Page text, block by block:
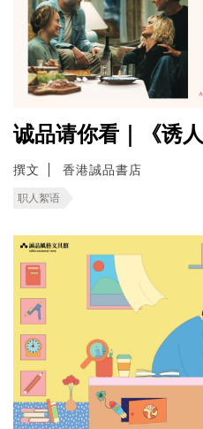
诚品请你看｜《诱人
撰文 香港誠品書店
职人絮语